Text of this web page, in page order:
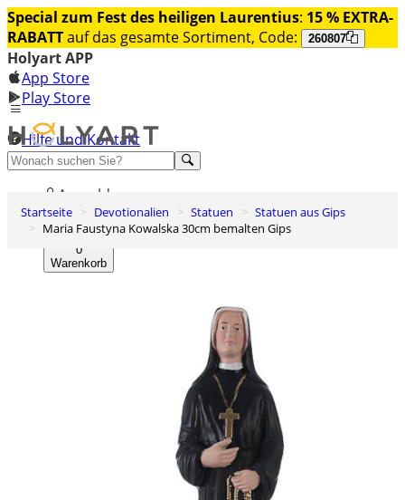
Special zum Fest des heiligen Laurentius: 15 % EXTRA-
RABATTauf das gesamte Sortiment, Code: 260807
Holyart APP
App Store
Play Store
Hilfe und Kontakt
Entdecken Sie Premium
Anmelden
Wunschliste
0
Warenkorb
Startseite Devotionalien Statuen
Statuen aus Gips
Maria Faustyna Kowalska 30cm bemalten Gips